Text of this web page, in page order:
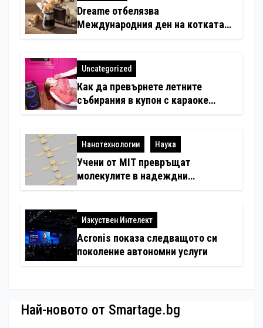
Dreame отбелязва
Международния ден на котката
любимци
Uncategorized
Как да превърнете летните
събирания в купон с караоке
Нанотехнологии Наука
Учени от MIT превръщат
молекулите в надеждни
Изкуствен Интелект
Acronis показа следващото си
поколение автономни услуги
Най-новото от Smartage.bg